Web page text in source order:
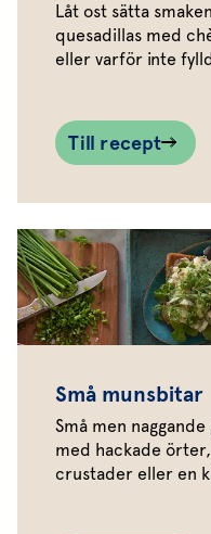
Låt ost sätta
quesadillas med
eller varför inte
Till recept
Små munsbitar
Små men
med hackade
crustader eller en